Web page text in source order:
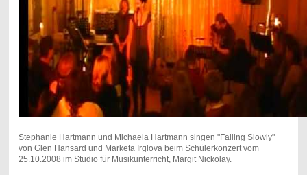
Stephanie Hartmann und Michaela Hartmann singen "Falling Slowly"
von Glen Hansard und Marketa Irglova beim Schülerkonzert vom
25.10.2008 im Studio für Musikunterricht, Margit Nickolay.